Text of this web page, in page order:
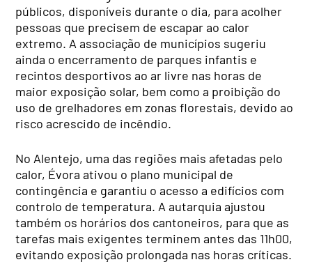
públicos, disponíveis durante o dia, para acolher
pessoas que precisem de escapar ao calor
extremo. A associação de municípios sugeriu
ainda o encerramento de parques infantis e
recintos desportivos ao ar livre nas horas de
maior exposição solar, bem como a proibição do
uso de grelhadores em zonas florestais, devido ao
risco acrescido de incêndio.
No Alentejo, uma das regiões mais afetadas pelo
calor, Évora ativou o plano municipal de
contingência e garantiu o acesso a edifícios com
controlo de temperatura. A autarquia ajustou
também os horários dos cantoneiros, para que as
tarefas mais exigentes terminem antes das 11h00,
evitando exposição prolongada nas horas críticas.